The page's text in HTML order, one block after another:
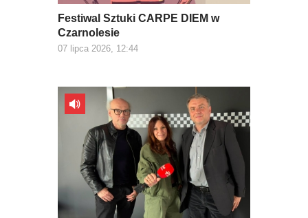
Festiwal Sztuki CARPE DIEM w
Czarnolesie
07 lipca 2026, 12:44